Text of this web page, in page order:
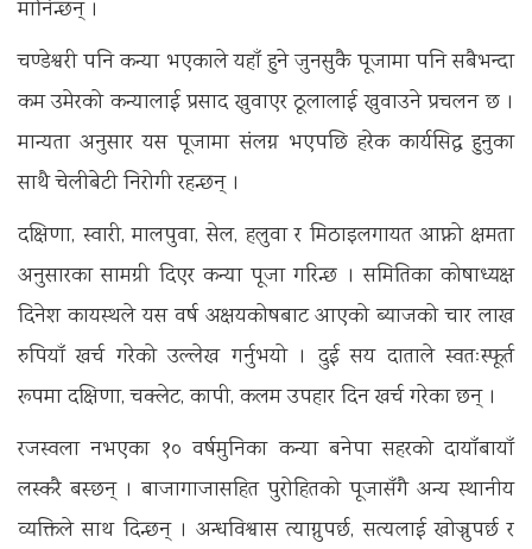
मानिन्छन् ।
चण्डेश्वरी पनि कन्या भएकाले यहाँ हुने जुनसुकै पूजामा पनि सबैभन्दा
कम उमेरको कन्यालाई प्रसाद खुवाएर ठूलालाई खुवाउने प्रचलन छ ।
मान्यता अनुसार यस पूजामा संलग्न भएपछि हरेक कार्यसिद्ध हुनुका
साथै चेलीबेटी निरोगी रहन्छन् ।
दक्षिणा, स्वारी, मालपुवा, सेल, हलुवा र मिठाइलगायत आफ्नो क्षमता
अनुसारका सामग्री दिएर कन्या पूजा गरिन्छ । समितिका कोषाध्यक्ष
दिनेश कायस्थले यस वर्ष अक्षयकोषबाट आएको ब्याजको चार लाख
रुपियाँ खर्च गरेको उल्लेख गर्नुभयो । दुई सय दाताले स्वतःस्फूर्त
रूपमा दक्षिणा, चक्लेट, कापी, कलम उपहार दिन खर्च गरेका छन् ।
रजस्वला नभएका १० वर्षमुनिका कन्या बनेपा सहरको दायाँबायाँ
लस्करै बस्छन् । बाजागाजासहित पुरोहितको पूजासँगै अन्य स्थानीय
व्यक्तिले साथ दिन्छन् । अन्धविश्वास त्याग्नुपर्छ, सत्यलाई खोज्नुपर्छ र